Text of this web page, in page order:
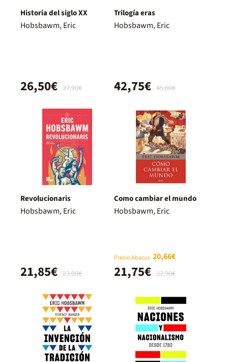
Historia del siglo XX
Hobsbawm, Eric
27,90€
26,50€
Trilogía eras
Hobsbawm, Eric
45,00€
42,75€
Revolucionaris
Hobsbawm, Eric
23,00€
21,85€
Como cambiar el mundo
Hobsbawm, Eric
Precio Abacus 20,66€
22,90€
21,75€